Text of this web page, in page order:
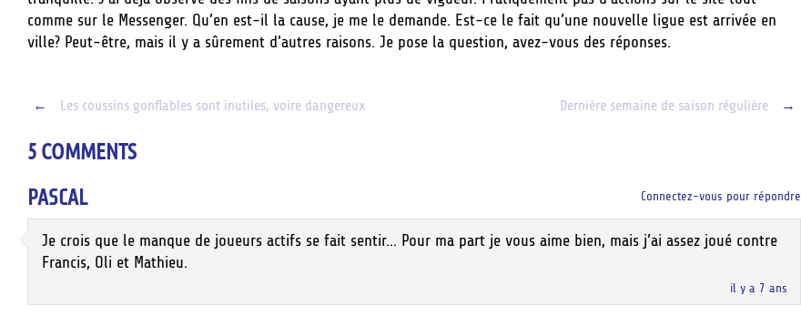
comme sur le Messenger. Qu’en est-il la cause, je me le demande. Est-ce le fait qu’une nouvelle ligue est arrivée en
ville? Peut-être, mais il y a sûrement d’autres raisons. Je pose la question, avez-vous des réponses.
Post
navigation
← Les coussins gonflables sont inutiles, voire dangereux Dernière semaine de saison régulière →
5 COMMENTS
PASCAL
il y a 7 ans
Je crois que le manque de joueurs actifs se fait sentir… Pour ma part je vous aime bien, mais j’ai assez joué contre
Francis, Oli et Mathieu.
Connectez-vous pour répondre